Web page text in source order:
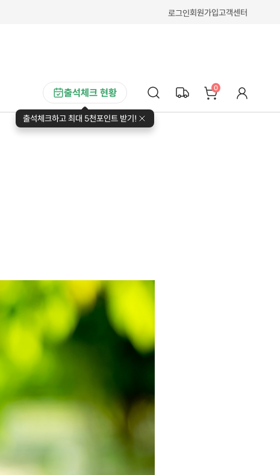
로그인회원가입고객센터
출석체크 현황
출석체크하고 최대 5천포인트 받기!
0